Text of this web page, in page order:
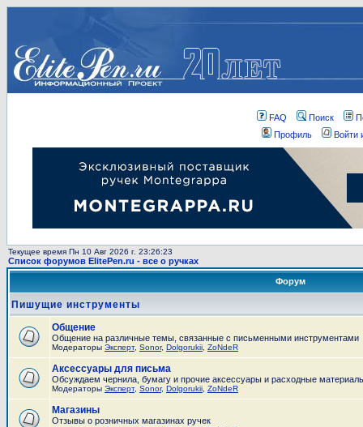
FAQ Поиск
Профиль
Войти
Текущее время Пн 10 Авг 2026 г. 23:26:23
Список форумов ElitePen.ru - все о ручках
Форум
Пишущие инструменты
Общение
Общение на различные темы, связанные с письменными инструментами
Модераторы Эксперт, Sonor, Dolgorukii ZoNdeR
Аксессуары для письма
Обсуждаем чернила, бумагу и прочие аксессуары и расходные
Модераторы Эксперт, Sonor, Dolgorukii ZoNdeR
Магазины
Отзывы о розничных магазинах ручек